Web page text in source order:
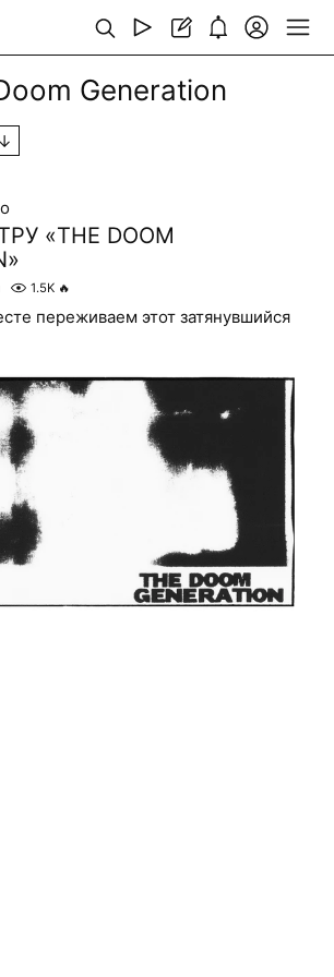
Generation
«THE DOOM
1.5K 🔥
переживаем этот затянувшийся